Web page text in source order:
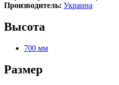
Производитель: Украина
Высота
700 мм
Размер